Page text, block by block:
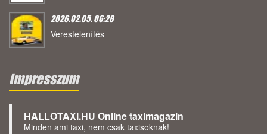
2026.02.05. 06:28
Verestelenítés
Impresszum
HALLOTAXI.HU Online taximagazin
Minden ami taxi, nem csak taxisoknak!